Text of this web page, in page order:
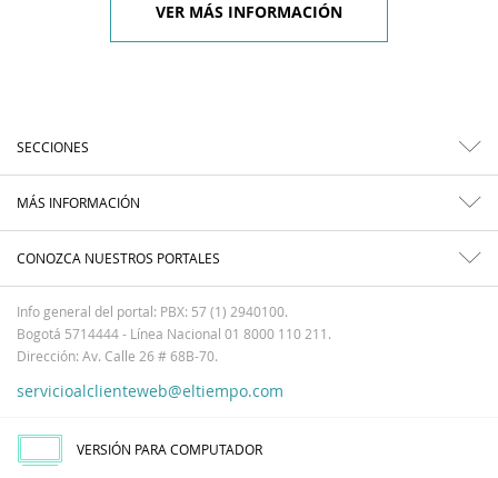
VER MÁS INFORMACIÓN
SECCIONES
MÁS INFORMACIÓN
CONOZCA NUESTROS PORTALES
Info general del portal: PBX: 57 (1) 2940100.
Bogotá 5714444 - Línea Nacional 01 8000 110 211.
Dirección: Av. Calle 26 # 68B-70.
servicioalclienteweb@eltiempo.com
VERSIÓN PARA COMPUTADOR